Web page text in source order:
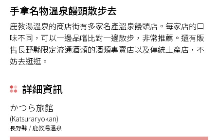
手拿名物溫泉饅頭散步去
鹿教湯溫泉的商店街有多家名產溫泉饅頭店。每家店的口
味不同，可以一邊品嚐比對一邊散步，非常推薦。還有販
售長野縣限定流通酒類的酒類專賣店以及傳統土產店，不
妨去逛逛。
詳細資訊
かつら旅館
(Katsuraryokan)
長野縣 / 鹿教湯溫泉